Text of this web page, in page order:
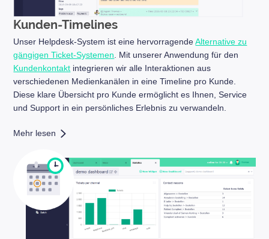
Kunden-Timelines
Unser Helpdesk-System ist eine hervorragendeAlternative zu
gängigen Ticket-Systemen. Mit unserer Anwendung für den
Kundenkontakt integrieren wir alle Interaktionen aus
verschiedenen Medienkanälen in eine Timeline pro Kunde.
Diese klare Übersicht pro Kunde ermöglicht es Ihnen, Service
und Support in ein persönliches Erlebnis zu verwandeln.
Mehr lesen